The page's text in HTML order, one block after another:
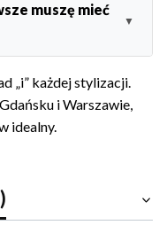
muszę mieć
„i” każdej stylizacji.
i Warszawie,
idealny.